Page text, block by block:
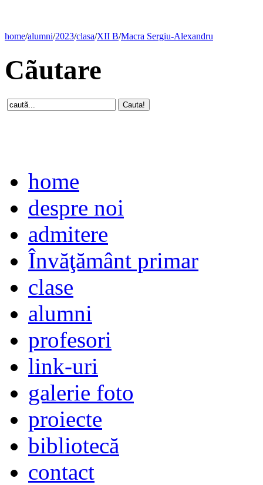
home/alumni/2023/clasa/XII B/Macra Sergiu-Alexandru
Cãutare
home
despre noi
admitere
Învăţământ primar
clase
alumni
profesori
link-uri
galerie foto
proiecte
bibliotecă
contact